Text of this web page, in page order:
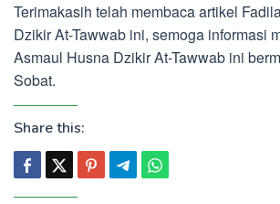
Terimakasih telah membaca artikel
Dzikir At-Tawwab ini, semoga informasi
Asmaul Husna Dzikir At-Tawwab ini
Sobat.
Share this: